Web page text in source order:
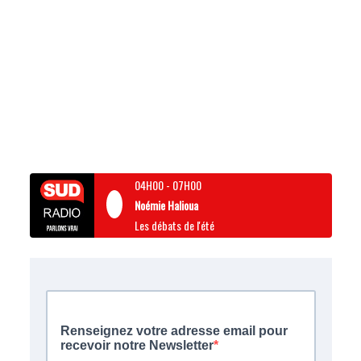
04H00- 07H00
Noémie Halioua
Les débats de l'été